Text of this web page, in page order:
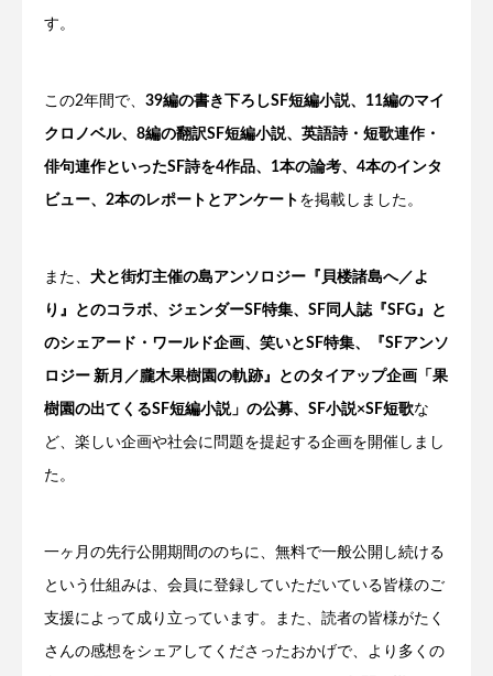
す。
この2年間で、 39編の書き下ろしSF短編小説、11編のマイ
クロノベル、8編の翻訳SF短編小説、英語詩・短歌連作・
俳句連作といったSF詩を4作品、1本の論考、4本のインタ
ビュー、2本のレポートとアンケート を掲載しました。
また、 犬と街灯主催の島アンソロジー『貝楼諸島へ／よ
り』とのコラボ、ジェンダーSF特集、SF同人誌『SFG』と
のシェアード・ワールド企画、笑いとSF特集、『SFアンソ
ロジー 新月／朧木果樹園の軌跡』とのタイアップ企画「果
樹園の出てくるSF短編小説」の公募、SF小説×SF短歌な
ど、楽しい企画や社会に問題を提起する企画を開催しまし
た。
一ヶ月の先行公開期間ののちに、無料で一般公開し続ける
という仕組みは、会員に登録していただいている皆様のご
支援によって成り立っています。また、読者の皆様がたく
さんの感想をシェアしてくださったおかげで、より多くの